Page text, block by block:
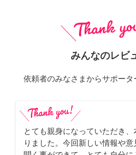
みんなのレビ
依頼者のみなさまからサポー
とても親身になっていただき
りました。今回新しい情報や